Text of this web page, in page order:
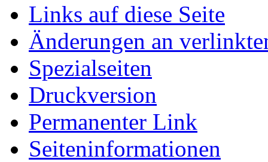
Links auf diese Seite
Änderungen an
Spezialseiten
Druckversion
Permanenter Link
Seiteninformationen